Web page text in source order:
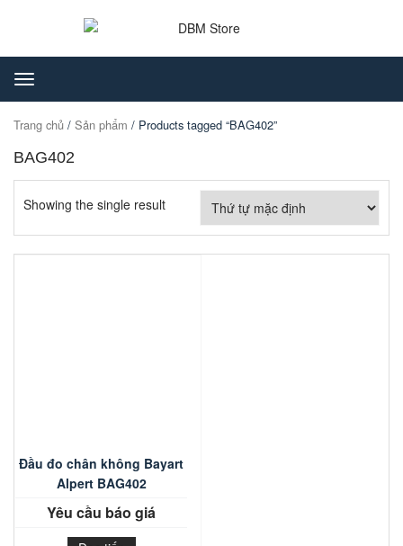
Toggle
navigation
Trang chủ / Sản phẩm / Products tagged “BAG402”
BAG402
Showing the single result
Đầu đo chân không Bayart
Alpert BAG402
Yêu cầu báo giá